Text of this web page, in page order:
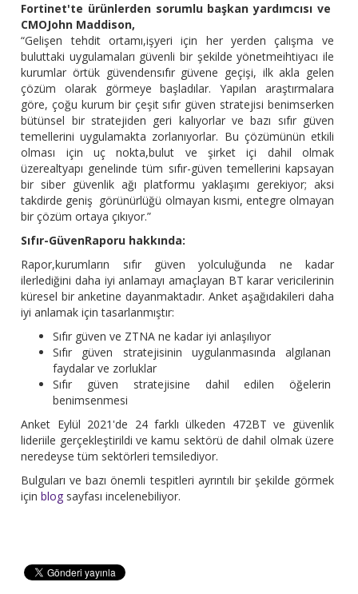
Fortinet'te ürünlerden sorumlu başkan yardımcısı ve
CMOJohn Maddison,
“Gelişen tehdit ortamı,işyeri için her yerden çalışma ve
buluttaki uygulamaları güvenli bir şekilde yönetmeihtiyacı ile
kurumlar örtük güvendensıfır güvene geçişi, ilk akla gelen
çözüm olarak görmeye başladılar. Yapılan araştırmalara
göre, çoğu kurum bir çeşit sıfır güven stratejisi benimserken
bütünsel bir stratejiden geri kalıyorlar ve bazı sıfır güven
temellerini uygulamakta zorlanıyorlar. Bu çözümünün etkili
olması için uç nokta,bulut ve şirket içi dahil olmak
üzerealtyapı genelinde tüm sıfır-güven temellerini kapsayan
bir siber güvenlik ağı platformu yaklaşımı gerekiyor; aksi
takdirde geniş görünürlüğü olmayan kısmi, entegre olmayan
bir çözüm ortaya çıkıyor.”
Sıfır-GüvenRaporu hakkında:
Rapor,kurumların sıfır güven yolculuğunda ne kadar
ilerlediğini daha iyi anlamayı amaçlayan BT karar vericilerinin
küresel bir anketine dayanmaktadır. Anket aşağıdakileri daha
iyi anlamak için tasarlanmıştır:
Sıfır güven ve ZTNA ne kadar iyi anlaşılıyor
Sıfır güven stratejisinin uygulanmasında algılanan
faydalar ve zorluklar
Sıfır güven stratejisine dahil edilen öğelerin
benimsenmesi
Anket Eylül 2021'de 24 farklı ülkeden 472BT ve güvenlik
lideriile gerçekleştirildi ve kamu sektörü de dahil olmak üzere
neredeyse tüm sektörleri temsilediyor.
Bulguları ve bazı önemli tespitleri ayrıntılı bir şekilde görmek
için blog sayfası incelenebiliyor.